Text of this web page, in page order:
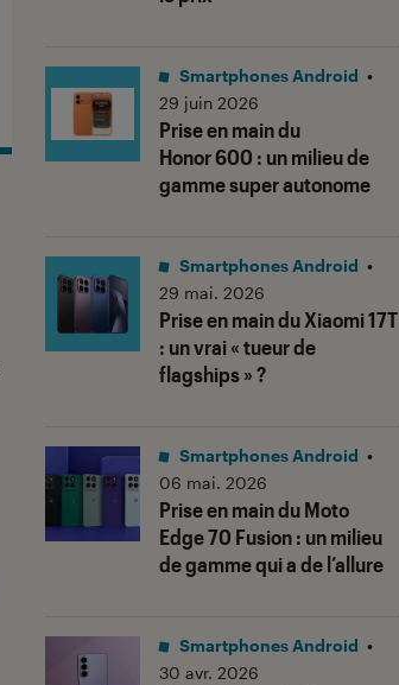
Prise en main du
Honor 600 : un milieu de
gamme super autonome
Smartphones Android •
29 juin 2026
Prise en main du Xiaomi 17T
: un vrai « tueur de
flagships » ?
Smartphones Android •
29 mai. 2026
Prise en main du Moto
Edge 70 Fusion : un milieu
de gamme qui a de l’allure
Smartphones Android •
06 mai. 2026
Smartphones Android •
30 avr. 2026